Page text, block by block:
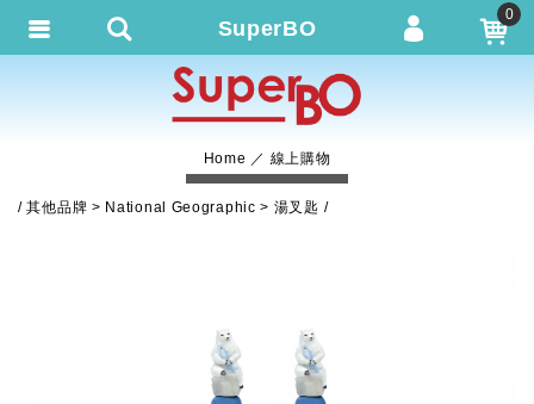
Home 線上購物
其他品牌 National Geographic 湯叉匙
SuperBO
0
會員登入
會員註冊
忘記密碼
訂單查詢
繁體中文